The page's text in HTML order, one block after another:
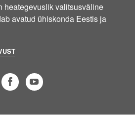
heategevuslik valitsusväline
avatud ühiskonda Eestis ja